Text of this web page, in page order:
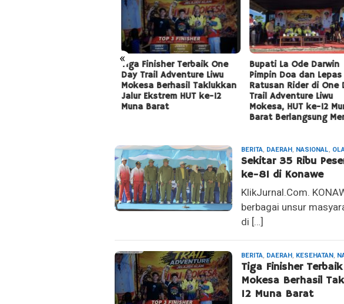
«
Tiga Finisher Terbaik One
Day Trail Adventure Liwu
Mokesa Berhasil Taklukkan
Jalur Ekstrem HUT ke-12
Muna Barat
Bupati La Ode Darwin
Pimpin Doa dan Lepas
Ratusan Rider di One
Trail Adventure Liwu
Mokesa, HUT ke-12
Barat Berlangsung
MEDIA
KLIKJURNAL.COM
BERITA, DAERAH, NASIONAL,
Sekitar 35 Ribu
ke-81 di Konawe
KlikJurnal.Com.
berbagai unsur
di […]
BERITA, DAERAH, KESEHATAN,
Tiga Finisher
Mokesa Berhasil
12 Muna Barat